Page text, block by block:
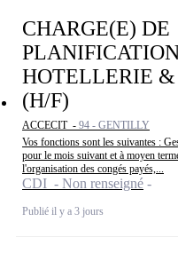
CHARGE(E) DE
HOTELLERIE &
(H/F)
ACCECIT - 94 - GENTILLY
Vos fonctions sont les suivantes :
pour le mois suivant et à moyen
l'organisation des congés payés,...
CDI - Non renseigné
Publié il y a 3 jours